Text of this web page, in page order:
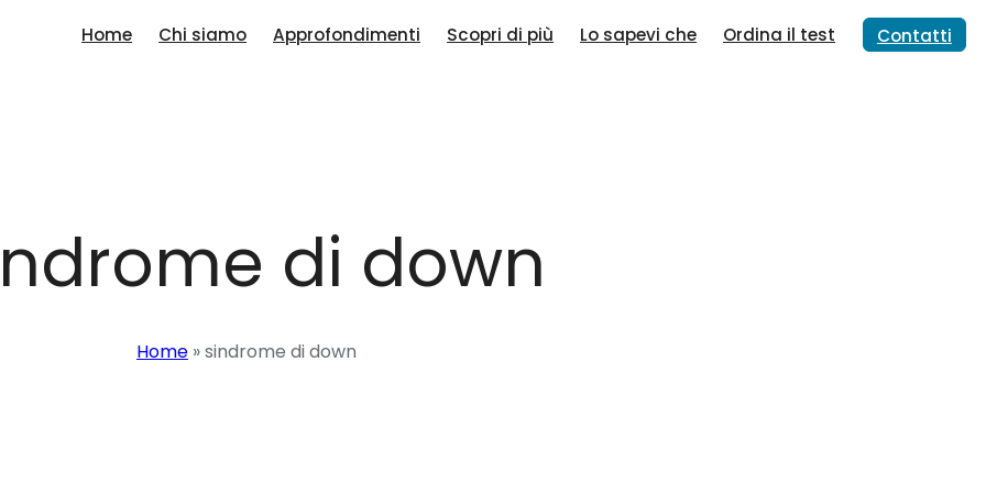
Home Chi siamo Approfondimenti Scopri di più Lo sapevi che Ordina il test Contatti
di down
Home»sindrome di down